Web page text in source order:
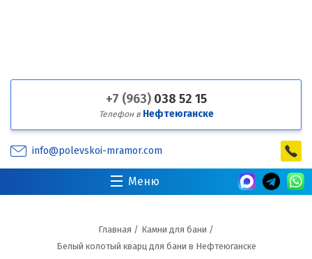
+7 (963) 038 52 15
Телефон в Нефтеюганске
info@polevskoi-mramor.com
Меню
Главная / Камни для бани /
Белый колотый кварц для бани в Нефтеюганске